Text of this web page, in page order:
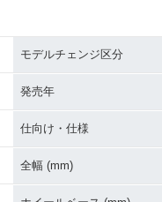
2008年 SKYWAVE 65
モデルチェンジ区分
発売年
仕向け・仕様
全幅 (mm)